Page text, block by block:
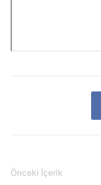
Önceki İçerik